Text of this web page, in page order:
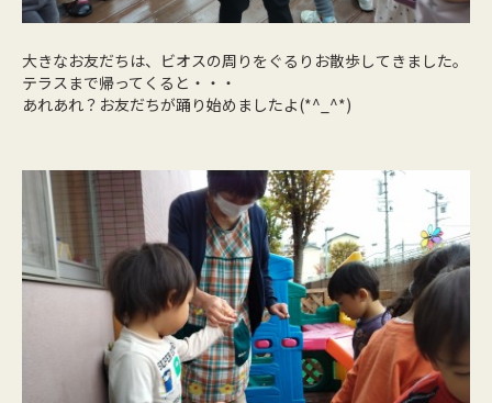
大きなお友だちは、ビオスの周りをぐるりお散歩してきました。
テラスまで帰ってくると・・・
あれあれ？お友だちが踊り始めましたよ(*^_^*)